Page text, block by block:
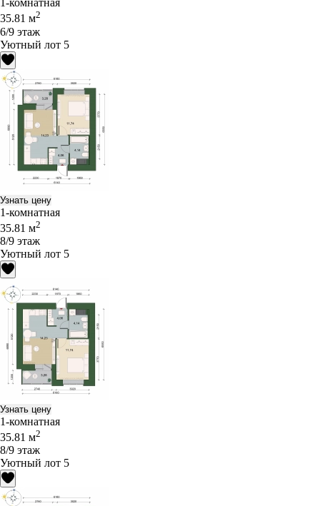
1-комнатная
35.81 м2
6/9 этаж
Уютный лот 5
Узнать цену
1-комнатная
35.81 м2
8/9 этаж
Уютный лот 5
Узнать цену
1-комнатная
35.81 м2
8/9 этаж
Уютный лот 5